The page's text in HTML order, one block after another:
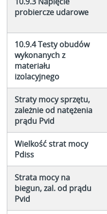
probiercze udarowe
10.9.4 Testy obudów
wykonanych z
materiału
izolacyjnego
Straty mocy sprzętu,
zależnie od natężenia
prądu Pvid
Wielkość strat mocy
Pdiss
Strata mocy na
biegun, zal. od prądu
Pvid